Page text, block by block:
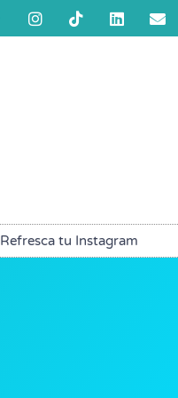
Refresca tu Instagram